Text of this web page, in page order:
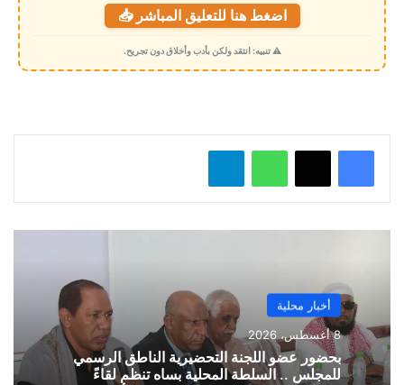
م
ي
اضغط هنا للتعليق المباشر 📥
⚠️ تنبيه: انتقد ولكن بأدب وأخلاق دون تجريح.
واتساب
أخبار محلية
8 أغسطس، 2026
بحضور عضو اللجنة التحضيرية الناطق الرسمي
للمجلس .. السلطة المحلية بساه تنظم لقاءً